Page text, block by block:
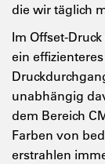
die wir täglich
Im Offset-
ein
unabhängig
dem Bereich
Farben von
erstrahlen